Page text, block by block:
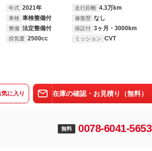
年式 2021年 走行距離 4.3万km
車検 車検整備付 修復歴 なし
整備 法定整備付 保証付 3ヶ月・3000km
排気量 2500cc ミッション CVT
気に入り 在庫の確認・お見積り（無料）
無料 0078-6041-5653